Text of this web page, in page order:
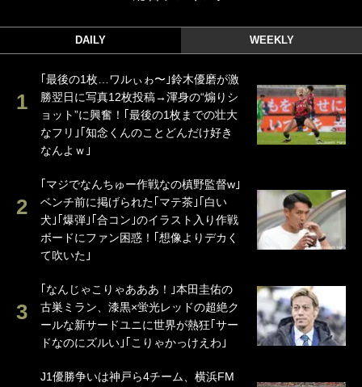
DAILY WEEKLY
｢最後の1枚…ワルぃゎ〜｣鈴木優磨が激
勝翌日に写真12枚投稿→渾身の“煽りシ
ョット”に興奮！｢最後の1枚までの壮大
なフリ｣｢知念くんのことどんだけ好き
なんよｗ｣
｢マジでなんちゅー作戦なの槙野監督w｣
ベンチ前に掲げられた｢マテ茶｣｢白い
犬｣｢爆弾｣｢合コン｣のイラスト入り作戦
ボードにファン困惑！｢想像よりデカく
て吹いた｣
｢なんじゃこりゃあああ！｣本田圭佑の
古巣ミラン、漆黒×蛍光レッドの超絶ク
ールな新サードユニに世界が熱狂｢サー
ドなのにズルい｣｢こりゃかっけえわ｣
J1優勝争いは神戸ら4チーム、横浜FM